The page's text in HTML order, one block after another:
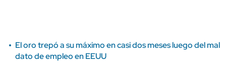
El oro trepó a su máximo en casi dos meses luego del mal
dato de empleo en EEUU